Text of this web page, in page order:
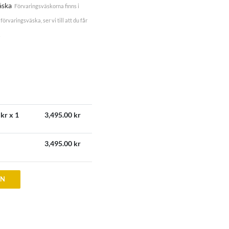
Förvaringsväskorna finns i
ser vi till att du får
x 1 3,495.00kr
3,495.00kr